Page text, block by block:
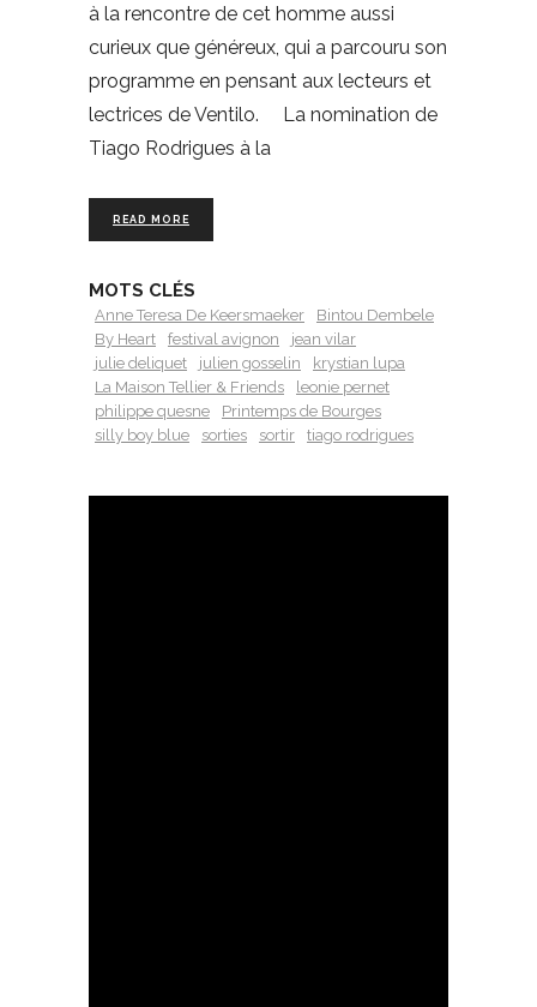
à la rencontre de cet homme aussi
curieux que généreux, qui a parcouru son
programme en pensant aux lecteurs et
lectrices de Ventilo. La nomination de
Tiago Rodrigues à la
READ MORE
MOTS CLÉS
Anne Teresa De Keersmaeker
Bintou Dembele
By Heart
festival avignon
jean vilar
julie deliquet
julien gosselin
krystian lupa
La Maison Tellier & Friends
leonie pernet
philippe quesne
Printemps de Bourges
silly boy blue
sorties sortir tiago rodrigues